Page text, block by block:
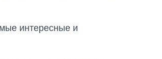
интересные и